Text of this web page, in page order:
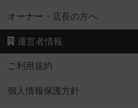
オーナー・店長の方へ
運営者情報
ご利用規約
個人情報保護方針